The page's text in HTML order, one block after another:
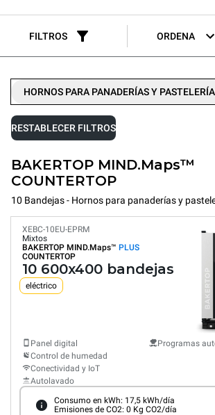
FILTROS ORDENA
HORNOS PARA PANADERÍAS Y
RESTABLECER FILTROS
BAKERTOP MIND.Maps™
COUNTERTOP
10 Bandejas - Hornos para panaderías y
XEBC-10EU-EPRM
Mixtos
BAKERTOP MIND.Maps™ PLUS
COUNTERTOP
10 600x400 bandejas
eléctrico
Panel digital
Control de humedad
Conectividad y IoT
Autolavado
Programas
Consumo en kWh: 17,5 kWh/día
Emisiones de CO2: 0 Kg CO2/día